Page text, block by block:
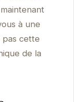
à une
pas cette
de la